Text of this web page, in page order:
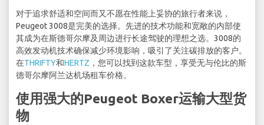
对于追求舒适和空间而又不愿在性能上妥协的旅行者来说，
Peugeot 3008是完美的选择。先进的技术功能和宽敞的内部使
其成为在斯德哥尔摩及周边进行长途驾驶的理想之选。3008的
高效发动机技术确保减少环境影响，吸引了关注碳排放的客户。
在THRIFTY和HERTZ ，您可以找到这款车型，享受无与伦比的斯
德哥尔摩阿兰达机场租车价格。
使用强大的Peugeot Boxer运输大型货
物